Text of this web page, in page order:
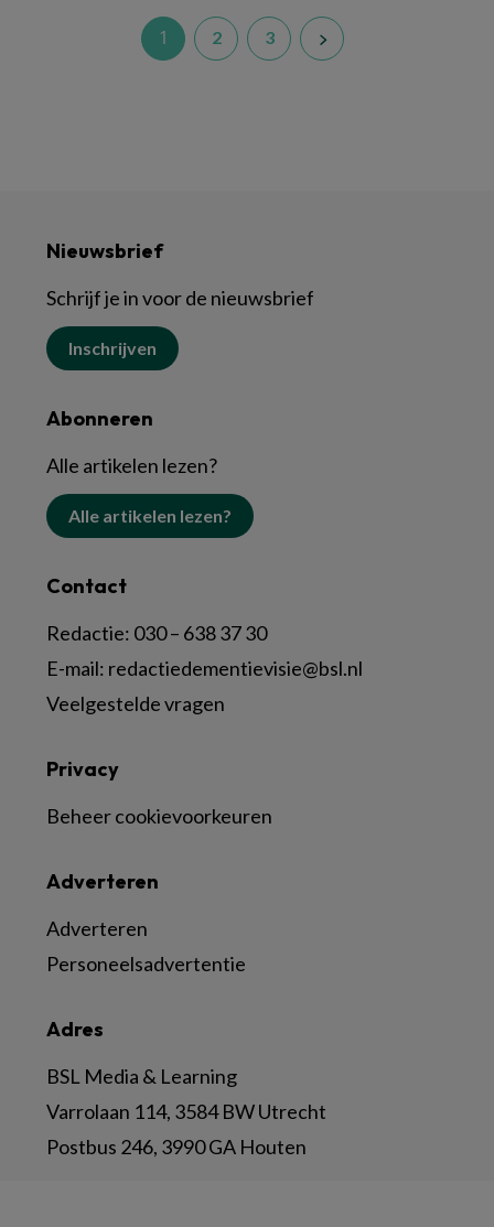
1 2 3
Nieuwsbrief
Schrijf je in voor de nieuwsbrief
Inschrijven
Abonneren
Alle artikelen lezen?
Alle artikelen lezen?
Contact
Redactie: 030 – 638 37 30
E-mail: redactiedementievisie@bsl.nl
Veelgestelde vragen
Adres
BSL Media & Learning
Varrolaan 114, 3584 BW Utrecht
Postbus 246, 3990 GA Houten
Adverteren
Adverteren
Personeelsadvertentie
Privacy
Beheer cookievoorkeuren